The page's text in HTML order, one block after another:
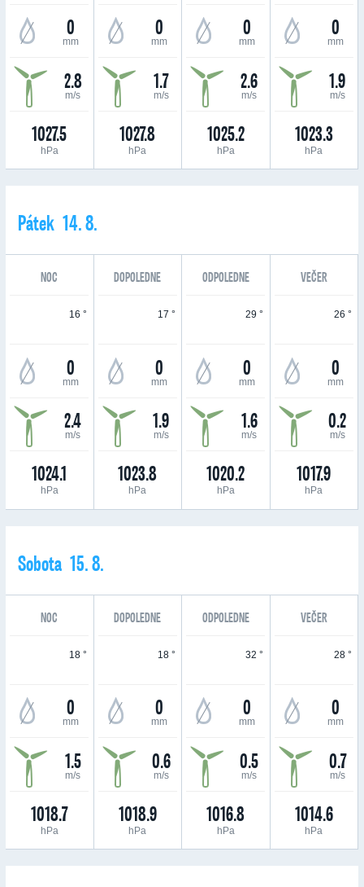
0
mm
2.8
m/s
1027.5
hPa
0
mm
1.7
m/s
1027.8
hPa
0
mm
2.6
m/s
1025.2
hPa
0
mm
1.9
m/s
1023.3
hPa
Pátek 14. 8.
NOC DOPOLEDNE ODPOLEDNE VEČER
16 °
0
mm
2.4
m/s
1024.1
hPa
17 °
0
mm
1.9
m/s
1023.8
hPa
29 °
0
mm
1.6
m/s
1020.2
hPa
26 °
0
mm
0.2
m/s
1017.9
hPa
Sobota 15. 8.
NOC DOPOLEDNE ODPOLEDNE VEČER
18 °
0
mm
1.5
m/s
1018.7
hPa
18 °
0
mm
0.6
m/s
1018.9
hPa
32 °
0
mm
0.5
m/s
1016.8
hPa
28 °
0
mm
0.7
m/s
1014.6
hPa